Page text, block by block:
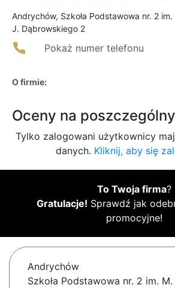
Andrychów, Szkoła Podstawowa nr. 2
J. Dąbrowskiego 2
Pokaż numer telefonu
O firmie:
Oceny na
Tylko zalogowani użytkownicy
danych. Kliknij, aby się
To Twoja firma?
Gratulacje! Sprawdź jak
promocyjne!
Andrychów
Szkoła Podstawowa nr. 2 im.